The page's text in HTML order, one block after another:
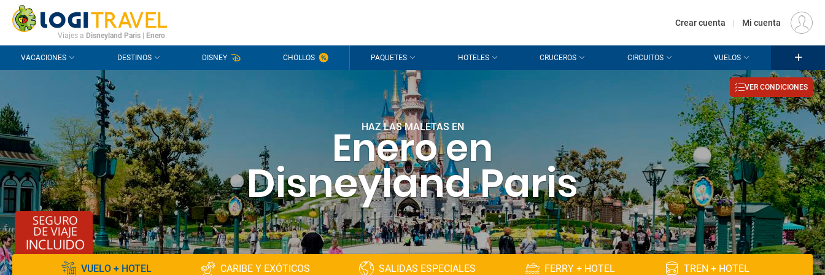
CONTACTO PREGUNTAS FRECUENTES EUR
Viajes a Disneyland Paris| Enero.
Crear cuenta | Mi cuenta
VACACIONES DESTINOS DISNEY CHOLLOS PAQUETES HOTELES CRUCEROS CIRCUITOS VUELOS
HAZ LAS MALETAS EN
Enero en
Disneyland Paris
VER CONDICIONES
VUELO + HOTEL CARIBE Y EXÓTICOS SALIDAS ESPECIALES FERRY + HOTEL TREN + HOTEL